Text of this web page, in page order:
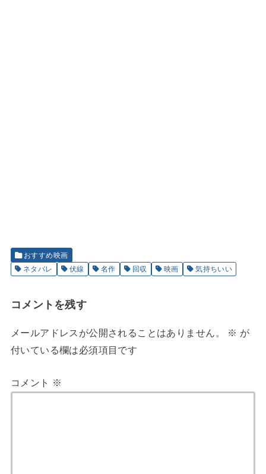
おすすめ映画
ネタバレ
伏線 名作 回収 映画 気持ちいい
コメントを残す
メールアドレスが公開されることはありません。 ※ が
付いている欄は必須項目です
コメント ※